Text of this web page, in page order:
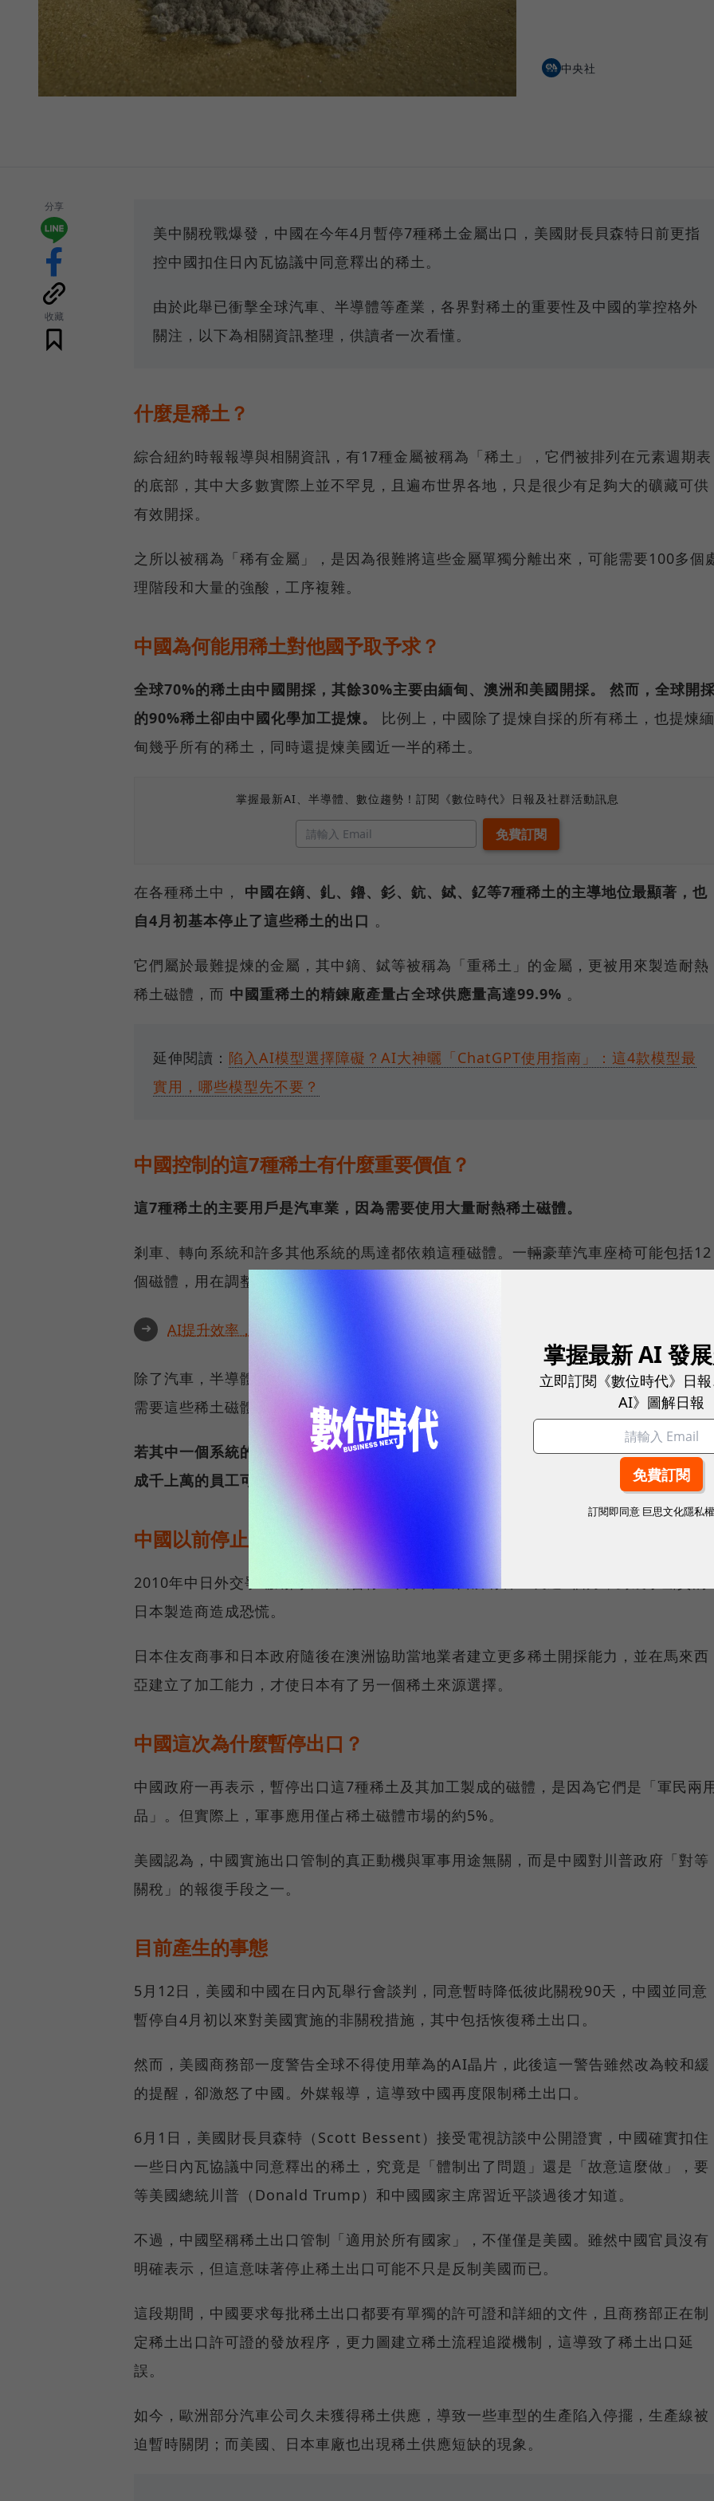
中央社
分享
收藏
美中關稅戰爆發，中國在今年4月暫停7種稀土金屬出口，美國財長貝森特日前更指
控中國扣住日內瓦協議中同意釋出的稀土。
由於此舉已衝擊全球汽車、半導體等產業，各界對稀土的重要性及中國的掌控格外
關注，以下為相關資訊整理，供讀者一次看懂。
什麼是稀土？
綜合紐約時報報導與相關資訊，有17種金屬被稱為「稀土」，它們被排列在元素週期表
的底部，其中大多數實際上並不罕見，且遍布世界各地，只是很少有足夠大的礦藏可供
有效開採。
之所以被稱為「稀有金屬」，是因為很難將這些金屬單獨分離出來，可能需要100多個
理階段和大量的強酸，工序複雜。
中國為何能用稀土對他國予取予求？
全球70%的稀土由中國開採，其餘30%主要由緬甸、澳洲和美國開採。 然而，全球開
的90%稀土卻由中國化學加工提煉。
比例上，中國除了提煉自採的所有稀土，也提煉緬
甸幾乎所有的稀土，同時還提煉美國近一半的稀土。
掌握最新AI、半導體、數位趨勢！訂閱《數位時代》日報及社群活動訊息
在各種稀土中， 中國在鏑、釓、鑥、釤、鈧、鋱、釔等7種稀土的主導地位最顯著，也
自4月初基本停止了這些稀土的出口 。
它們屬於最難提煉的金屬，其中鏑、鋱等被稱為「重稀土」的金屬，更被用來製造耐熱
稀土磁體，而 中國重稀土的精鍊廠產量占全球供應量高達99.9% 。
延伸閱讀： 陷入AI模型選擇障礙？AI大神曬「ChatGPT使用指南」：這4款模型最
實用，哪些模型先不要？
中國控制的這7種稀土有什麼重要價值？
這7種稀土的主要用戶是汽車業，因為需要使用大量耐熱稀土磁體。
剎車、轉向系統和許多其他系統的馬達都依賴這種磁體。一輛豪華汽車座椅可能包括12
個磁體，用在調整座椅的馬達上；而電動車用於驅動的電機，也需要用到這7種稀土。
➜ AI提升效率，永續決定未來！全球永續指標企業認證☀️100 MVP等你角逐雙獎榮譽
除了汽車，半導體、醫療化學品、機器人、海上風力渦輪機和各種軍事硬體的製造，也
需要這些稀土磁體。
而中國生產的稀土磁體約占全球供應量的90%。
若其中一個系統的零件供應商沒有上述磁體，整個汽車裝配廠可能被迫關閉，甚至導致
成千上萬的員工可能暫時失業。
而在目前，中國幾乎停止出售所有的耐熱磁體。
中國以前停止過稀土出口嗎？
2010年中日外交爭端期間，中國曾停止向日本出口所有稀土長達2個月，對幾乎斷貨的
日本製造商造成恐慌。
日本住友商事和日本政府隨後在澳洲協助當地業者建立更多稀土開採能力，並在馬來西
亞建立了加工能力，才使日本有了另一個稀土來源選擇。
中國這次為什麼暫停出口？
中國政府一再表示，暫停出口這7種稀土及其加工製成的磁體，是因為它們是「軍民兩
品」。但實際上，軍事應用僅占稀土磁體市場的約5%。
美國認為，中國實施出口管制的真正動機與軍事用途無關，而是中國對川普政府「對等
關稅」的報復手段之一。
目前產生的事態
5月12日，美國和中國在日內瓦舉行會談判，同意暫時降低彼此關稅90天，中國並同意
暫停自4月初以來對美國實施的非關稅措施，其中包括恢復稀土出口。
然而，美國商務部一度警告全球不得使用華為的AI晶片，此後這一警告雖然改為較和緩
的提醒，卻激怒了中國。外媒報導，這導致中國再度限制稀土出口。
6月1日，美國財長貝森特（Scott Bessent）接受電視訪談中公開證實，中國確實扣住
一些日內瓦協議中同意釋出的稀土，究竟是「體制出了問題」還是「故意這麼做」，要
等美國總統川普（Donald Trump）和中國國家主席習近平談過後才知道。
不過，中國堅稱稀土出口管制「適用於所有國家」，不僅僅是美國。雖然中國官員沒有
明確表示，但這意味著停止稀土出口可能不只是反制美國而已。
這段期間，中國要求每批稀土出口都要有單獨的許可證和詳細的文件，且商務部正在制
定稀土出口許可證的發放程序，更力圖建立稀土流程追蹤機制，這導致了稀土出口延
誤。
如今，歐洲部分汽車公司久未獲得稀土供應，導致一些車型的生產陷入停擺，生產線被
迫暫時關閉；而美國、日本車廠也出現稀土供應短缺的現象。
掌握最新 AI 發
立即訂閱《數位時代》日
AI》圖解日報
訂閱即同意 巨思文化隱私